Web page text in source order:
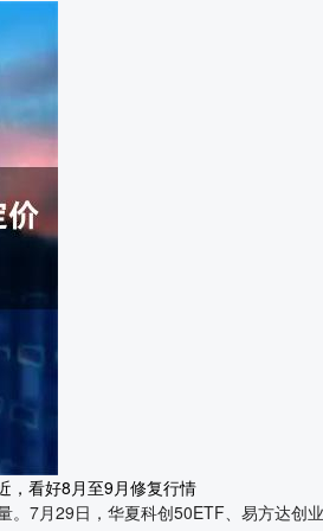
，看好8月至9月修复行情
。7月29日，华夏科创50ETF、易方达创